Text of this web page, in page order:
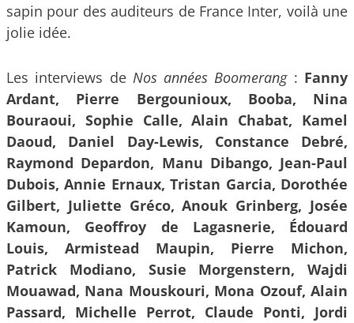
sapin pour des auditeurs de France Inter, voilà une
jolie idée.
Les interviews de Nos années Boomerang: Fanny
Ardant, Pierre Bergounioux, Booba, Nina
Bouraoui, Sophie Calle, Alain Chabat, Kamel
Daoud, Daniel Day-Lewis, Constance Debré,
Raymond Depardon, Manu Dibango, Jean-Paul
Dubois, Annie Ernaux, Tristan Garcia, Dorothée
Gilbert, Juliette Gréco, Anouk Grinberg, Josée
Kamoun, Geoffroy de Lagasnerie, Édouard
Louis, Armistead Maupin, Pierre Michon,
Patrick Modiano, Susie Morgenstern, Wajdi
Mouawad, Nana Mouskouri, Mona Ozouf, Alain
Passard, Michelle Perrot, Claude Ponti, Jordi